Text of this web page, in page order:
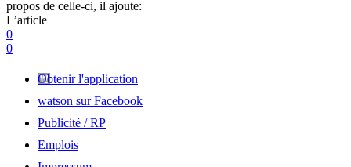
propos de celle-ci, il ajoute:
L’article
0
0
Obtenir l'application
watson sur Facebook
Publicité / RP
Emplois